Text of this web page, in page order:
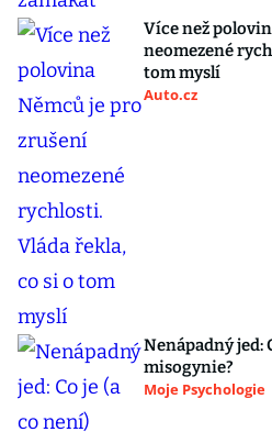
Více než
neomezené
tom myslí
Auto.cz
Nenápadný jed:
misogynie?
Moje Psychologie